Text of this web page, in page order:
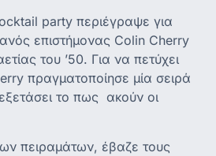
party περιέγραψε για
επιστήμονας Colin Cherry
του ’50. Για να πετύχει
πραγματοποίησε μία σειρά
το πως ακούν οι
πειραμάτων, έβαζε τους